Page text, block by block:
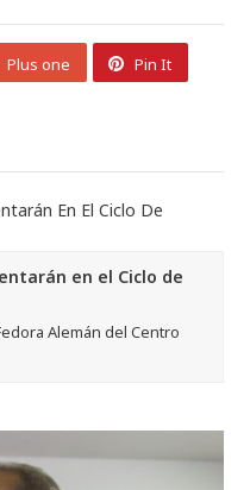
Plus one Pin It
en el Ciclo de
Alemán del Centro